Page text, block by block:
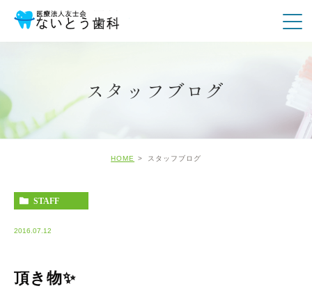
スタッフブログ
HOME スタッフブログ
STAFF
2016.07.12
頂き物✨